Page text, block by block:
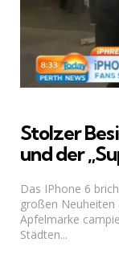
Stolzer
und der
Das IPhone 6
großen Neuheiten
Apfelmarke
Städten...